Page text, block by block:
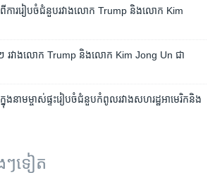
ការ​រៀបចំ​ជំនួប​រវាង​លោក Trump និង​លោក Kim
រវាង​លោក Trump និង​លោក Kim Jong Un ជា​
ង​នាម​ម្ចាស់​ផ្ទះ​រៀប​ចំ​ជំនួប​កំពូល​រវាង​សហរដ្ឋ​អាមេរិក​និង​​
ៗទៀត